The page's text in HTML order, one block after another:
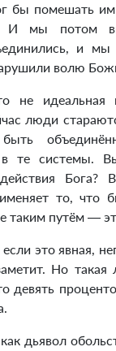
бы помешать
И мы потом
и
волю
не идеальная
люди
те системы.
Бога?
то, что
таким путём —
это явная,
Но такая
девять
дьявол